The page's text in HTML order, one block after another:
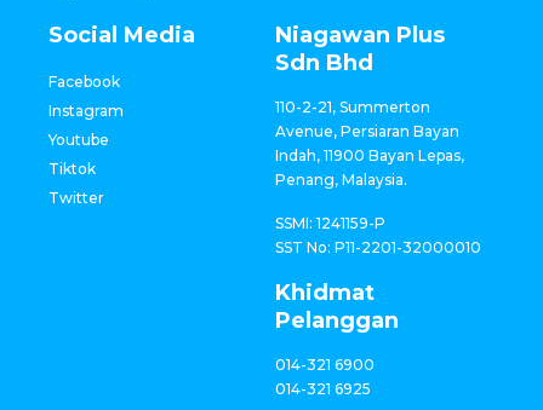
Social Media
Facebook
Instagram
Youtube
Tiktok
Twitter
Niagawan Plus
Sdn Bhd
110-2-21, Summerton
Avenue, Persiaran Bayan
Indah, 11900 Bayan Lepas,
Penang, Malaysia.
SSMI: 1241159-P
SST No: P11-2201-32000010
Khidmat
Pelanggan
014-321 6900
014-321 6925